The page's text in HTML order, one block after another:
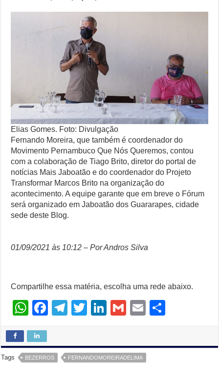
Elias Gomes. Foto: Divulgação
Fernando Moreira, que também é coordenador do
Movimento Pernambuco Que Nós Queremos, contou
com a colaboração de Tiago Brito, diretor do portal de
notícias Mais Jaboatão e do coordenador do Projeto
Transformar Marcos Brito na organização do
acontecimento. A equipe garante que em breve o Fórum
será organizado em Jaboatão dos Guararapes, cidade
sede deste Blog.
01/09/2021 às 10:12 – Por Andros Silva
Compartilhe essa matéria, escolha uma rede abaixo.
W
at
s
F
e
T
gr
T
er
Li
e
G
E
Tags BEZERROS FERNANDOMOREIRADELIMA